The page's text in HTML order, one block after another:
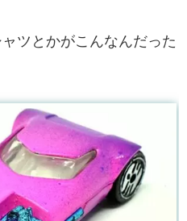
ツとかがこんなんだった